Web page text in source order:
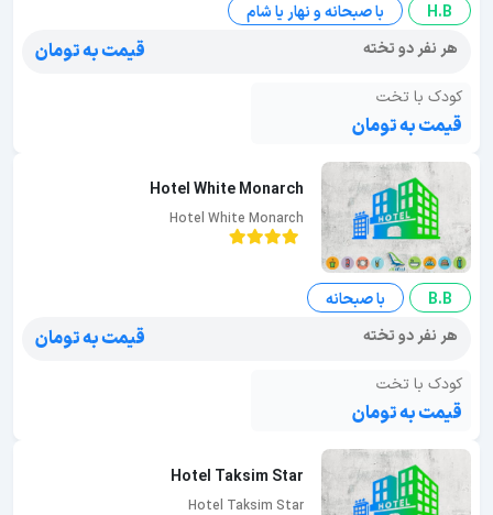
H.B
با صبحانه و نهار یا شام
هر نفر دو تخته
قیمت به تومان
کودک با تخت
قیمت به تومان
Hotel White Monarch
Hotel White Monarch
B.B
با صبحانه
هر نفر دو تخته
قیمت به تومان
کودک با تخت
قیمت به تومان
Hotel Taksim Star
Hotel Taksim Star